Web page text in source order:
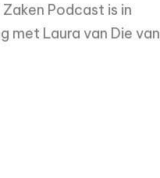
Podcast is in
met Laura van Die van